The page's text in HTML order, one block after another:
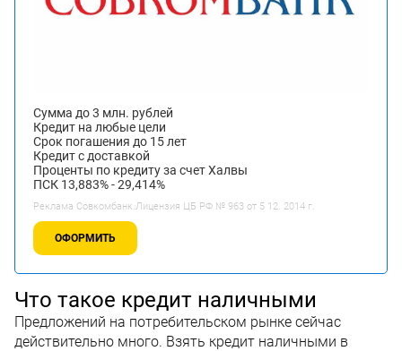
Сумма до 3 млн. рублей
Кредит на любые цели
Срок погашения до 15 лет
Кредит с доставкой
Проценты по кредиту за счет Халвы
ПСК 13,883% - 29,414%
Реклама Совкомбанк.Лицензия ЦБ РФ № 963 от 5 12. 2014 г.
ОФОРМИТЬ
Что такое кредит наличными
Предложений на потребительском рынке сейчас
действительно много. Взять кредит наличными в